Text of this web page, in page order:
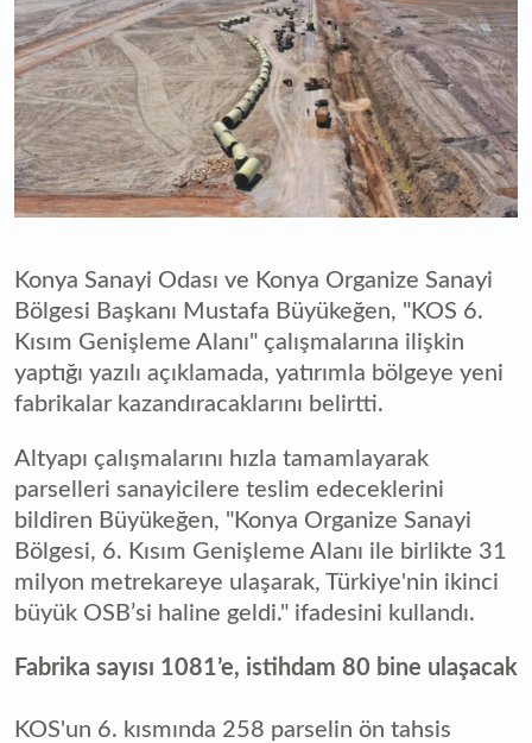
Konya Sanayi Odası ve Konya Organize Sanayi
Bölgesi Başkanı Mustafa Büyükeğen, "KOS 6.
Kısım Genişleme Alanı" çalışmalarına ilişkin
yaptığı yazılı açıklamada, yatırımla bölgeye yeni
fabrikalar kazandıracaklarını belirtti.
Altyapı çalışmalarını hızla tamamlayarak
parselleri sanayicilere teslim edeceklerini
bildiren Büyükeğen, "Konya Organize Sanayi
Bölgesi, 6. Kısım Genişleme Alanı ile birlikte 31
milyon metrekareye ulaşarak, Türkiye'nin ikinci
büyük OSB’si haline geldi." ifadesini kullandı.
Fabrika sayısı 1081’e, istihdam 80 bine ulaşacak
KOS'un 6. kısmında 258 parselin ön tahsis